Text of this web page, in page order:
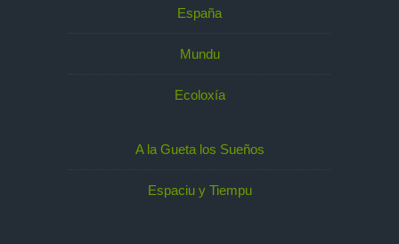
España
Mundu
Ecoloxía
A la Gueta los Sueños
Espaciu y Tiempu